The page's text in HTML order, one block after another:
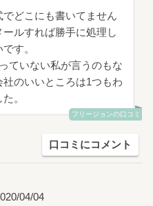
どこにも書いてません
ールすれば勝手に処理し
す。
ていない私が言うのもな
社のいいところは1つもわ
。
フリージョンの口コミ
口コミにコメント
04/04